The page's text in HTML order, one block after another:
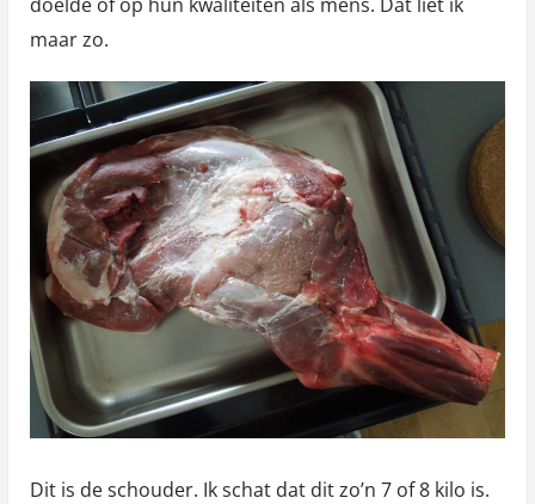
maar zo.
Dit is de schouder. Ik schat dat dit zo’n 7 of 8 kilo is.